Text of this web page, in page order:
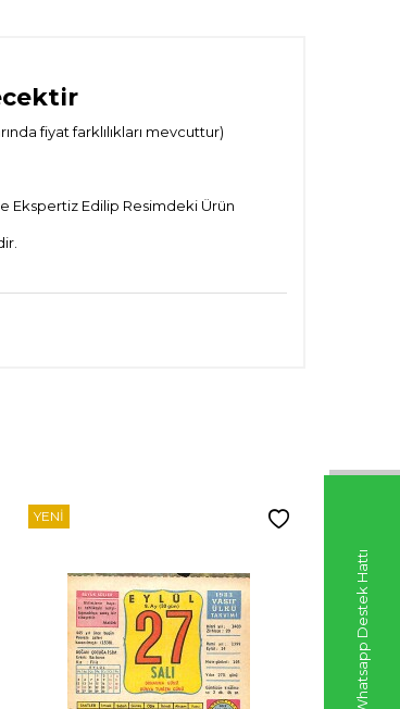
Whatsapp Destek Hattı
fiyat farklılıkları mevcuttur)
Ekspertiz Edilip Resimdeki Ürün
YENI